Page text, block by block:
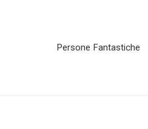
Persone Fantastiche